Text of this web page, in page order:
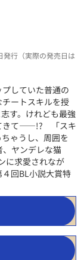
行（実際の発売日は
していた普通の
ートスキルを授
す。けれども最強
きて――!? 「スキ
ゃうし、周囲を
、ヤンデレな猫
に求愛されなが
回BL小説大賞特